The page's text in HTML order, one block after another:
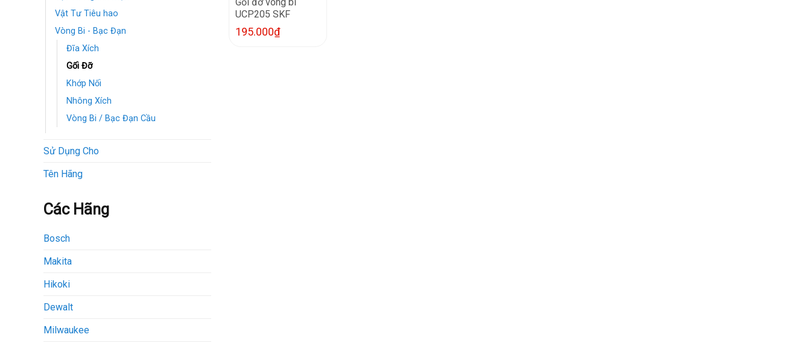
Vật Tư Tiêu hao
Vòng Bi - Bạc Đạn
Đĩa Xích
Gối Đỡ
Khớp Nối
Nhông Xích
Vòng Bi / Bạc Đạn Cầu
Sử Dụng Cho
Tên Hãng
Các Hãng
Bosch
Makita
Hikoki
Dewalt
Milwaukee
Gối đỡ vòng bi
UCP205 SKF
195.000₫